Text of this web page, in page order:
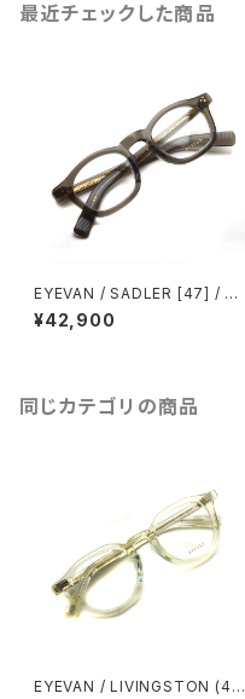
最近チェックした商品
EYEVAN / SADLER [47] / S
MK スモーク クリアグレー フレ
ンチヴィンテージ ウェリントン
¥42,900
同じカテゴリの商品
EYEVAN / LIVINGSTON (47)